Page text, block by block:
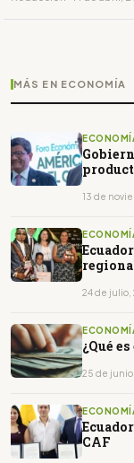
MÁS EN ECONOMÍA
13 de
24 de julio,
¿Qué
25 de
CAF